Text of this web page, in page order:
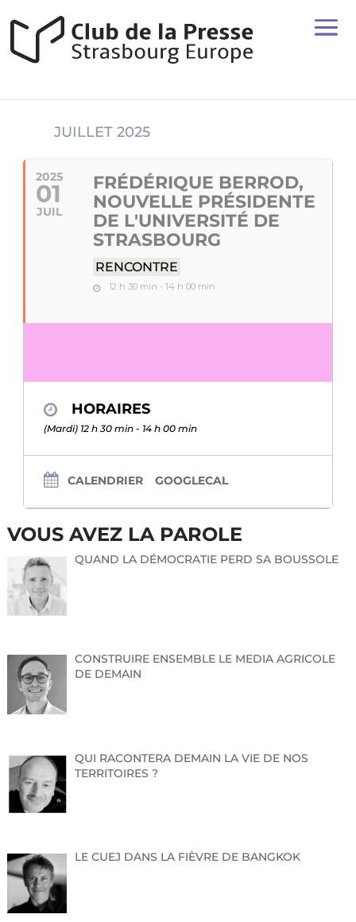
JUILLET 2025
2025
01
JUIL
FRÉDÉRIQUE BERROD,
NOUVELLE PRÉSIDENTE
DE L'UNIVERSITÉ DE
STRASBOURG
RENCONTRE
12 h 30 min - 14 h 00 min
HORAIRES
(Mardi) 12 h 30 min - 14 h 00 min
CALENDRIER GOOGLECAL
VOUS AVEZ LA PAROLE
QUAND LA DÉMOCRATIE PERD SA BOUSSOLE
CONSTRUIRE ENSEMBLE LE MEDIA AGRICOLE
DE DEMAIN
QUI RACONTERA DEMAIN LA VIE DE NOS
TERRITOIRES ?
LE CUEJ DANS LA FIÈVRE DE BANGKOK